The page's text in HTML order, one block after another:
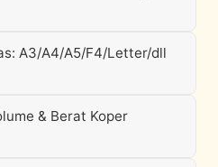
A3/A4/A5/F4/Letter/dll
& Berat Koper